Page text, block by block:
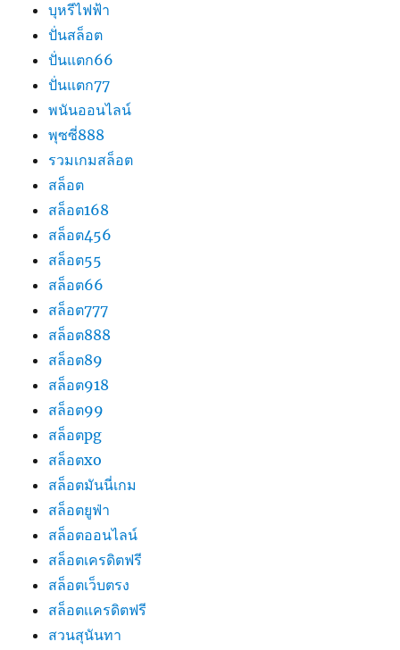
บุหรีไฟฟ้า
ปั่นสล็อต
ปั่นแตก66
ปั่นแตก77
พนันออนไลน์
พุซซี่888
รวมเกมสล็อต
สล็อต
สล็อต168
สล็อต456
สล็อต55
สล็อต66
สล็อต777
สล็อต888
สล็อต89
สล็อต918
สล็อต99
สล็อตpg
สล็อตxo
สล็อตมันนี่เกม
สล็อตยูฟ่า
สล็อตออนไลน์
สล็อตเครดิตฟรี
สล็อตเว็บตรง
สล็อตเเครดิตฟรี
สวนสุนันทา